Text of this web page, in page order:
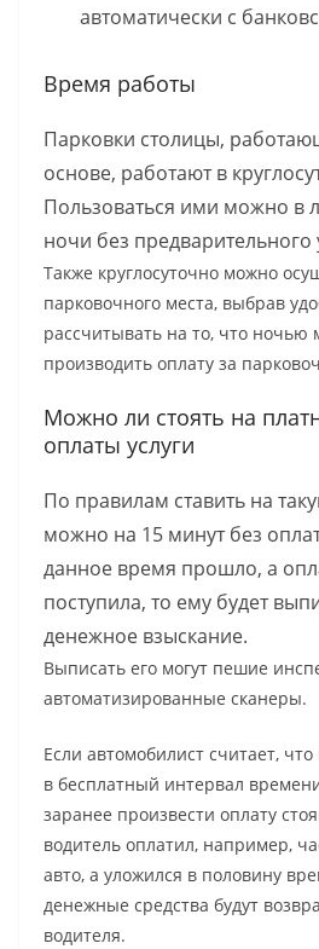
автоматически с
Время работы
Парковки столицы,
основе, работают в
Пользоваться ими можно в
ночи без
Также круглосуточно можно
парковочного места, выбрав
рассчитывать на то, что ночью
производить оплату за
Можно ли стоять на
оплаты услуги
По правилам ставить на
можно на 15 минут без
данное время прошло, а
поступила, то ему будет
денежное взыскание.
Выписать его могут пешие
автоматизированные сканеры.
Если автомобилист считает,
в бесплатный интервал
заранее произвести оплату
водитель оплатил, например,
авто, а уложился в половину
денежные средства будут
водителя.